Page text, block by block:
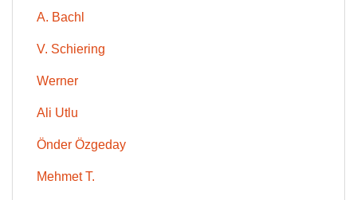
A. Bachl
V. Schiering
Werner
Ali Utlu
Önder Özgeday
Mehmet T.